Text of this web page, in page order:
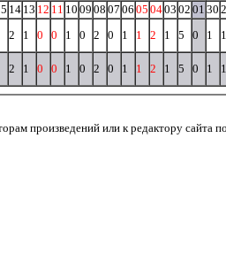
14 13 12 11 10 09 08 07 06 05 0403 02 01 30
2 1 0 0 1 0 2 0 1 1 2 1 5 0 1 1
2 1 0 0 1 0 2 0 1 1 2 1 5 0 1 1
произведений или к редактору сайта